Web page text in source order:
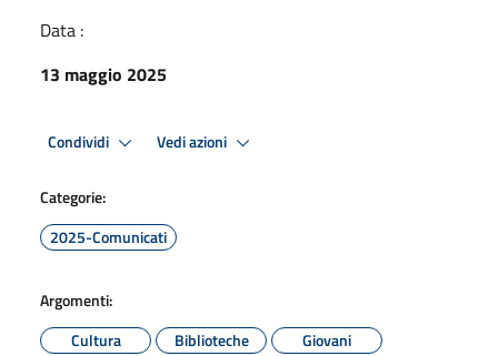
Data :
13 maggio 2025
Condividi Vedi azioni
Categorie:
2025-Comunicati
Argomenti:
Cultura
Biblioteche Giovani